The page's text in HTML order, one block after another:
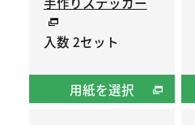
入数 2セット
用紙を選択